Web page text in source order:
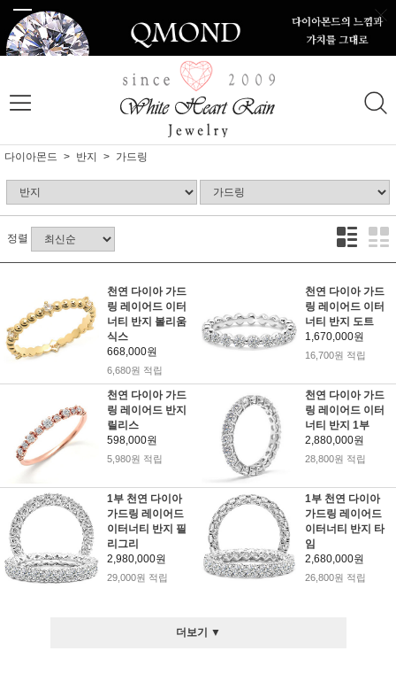
다이아몬드 반지 가드링
정렬
천연 다이아 가드
링 레이어드 이터
너티 반지 볼리움
식스
668,000원
6,680원 적립
천연 다이아 가드
링 레이어드 이터
너티 반지 도트
1,670,000원
16,700원 적립
천연 다이아 가드
링 레이어드 반지
릴리스
598,000원
5,980원 적립
천연 다이아 가드
링 레이어드 이터
너티 반지 1부
2,880,000원
28,800원 적립
1부 천연 다이아
가드링 레이어드
이터너티 반지 필
리그리
2,980,000원
29,000원 적립
1부 천연 다이아
가드링 레이어드
이터너티 반지 타
임
2,680,000원
26,800원 적립
더보기 ▼